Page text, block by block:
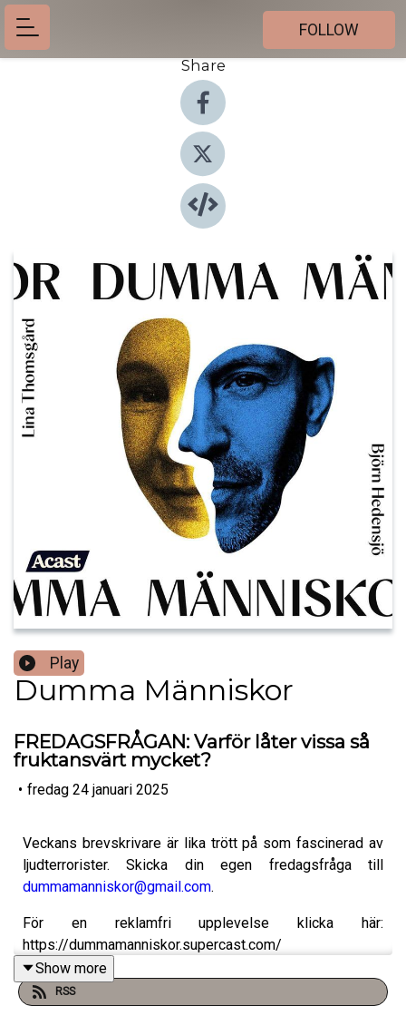
FOLLOW
Share
Play
Dumma Människor
FREDAGSFRÅGAN: Varför låter vissa så
fruktansvärt mycket?
• fredag 24 januari 2025
Veckans brevskrivare är lika trött på som fascinerad av
ljudterrorister. Skicka din egen fredagsfråga till
dummamanniskor@gmail.com.
För en reklamfri upplevelse klicka här:
https://dummamanniskor.supercast.com/
Show more
RSS